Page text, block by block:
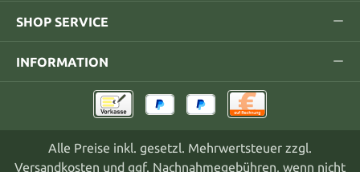
SHOP SERVICE
INFORMATION
Alle Preise inkl. gesetzl. Mehrwertsteuer zzgl.
Versandkosten und ggf. Nachnahmegebühren, wenn nicht